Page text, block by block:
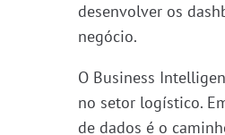
desenvolver os
negócio.
O Business
no setor logístico.
de dados é o